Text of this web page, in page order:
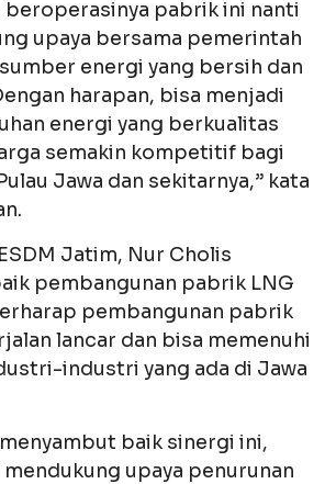
beroperasinya pabrik ini nanti
upaya bersama pemerintah
energi yang bersih dan
harapan, bisa menjadi
energi yang berkualitas
semakin kompetitif bagi
Jawa dan sekitarnya,” kata
Jatim, Nur Cholis
pembangunan pabrik LNG
pembangunan pabrik
lancar dan bisa memenuhi
industri yang ada di Jawa
baik sinergi ini,
upaya penurunan